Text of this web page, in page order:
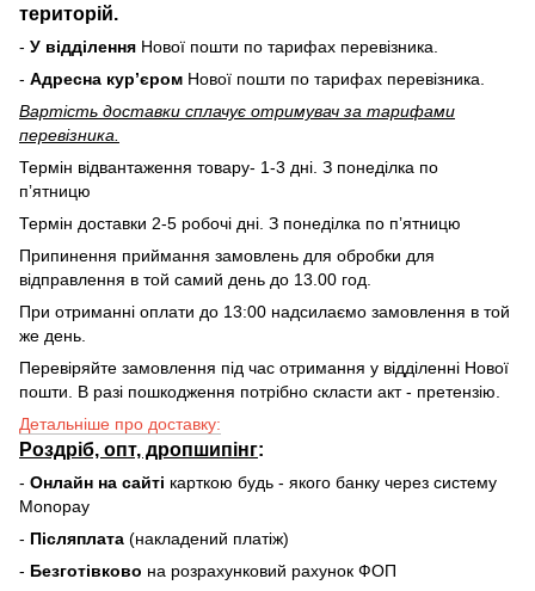
територій.
- У відділення Нової пошти по тарифах перевізника.
- Адресна курʼєром Нової пошти по тарифах перевізника.
Вартість доставки cплачує отримувач за тарифами
перевізника.
Термін відвантаження товару- 1-3 дні. З понеділка по
пʼятницю
Термін доставки 2-5 робочі дні. З понеділка по пʼятницю
Припинення приймання замовлень для обробки для
відправлення в той самий день до 13.00 год.
При отриманні оплати до 13:00 надсилаємо замовлення в той
же день.
Перевіряйте замовлення під час отримання у відділенні Нової
пошти. В разі пошкодження потрібно скласти акт - претензію.
Детальніше про доставку:
Роздріб, опт, дропшипінг:
- Онлайн на сайті карткою будь - якого банку через систему
Monopay
- Післяплата (накладений платіж)
- Безготівково на розрахунковий рахунок ФОП